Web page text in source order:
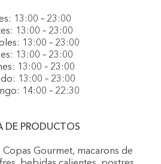
13:00 – 23:00
13:00 – 23:00
13:00 – 23:00
13:00 – 23:00
13:00 – 23:00
13:00 – 23:00
14:00 – 22:30
DE PRODUCTOS
Gourmet, macarons de